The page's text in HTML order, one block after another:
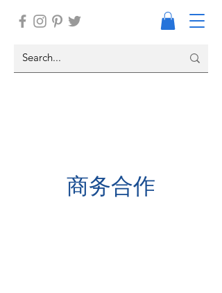
商务合作